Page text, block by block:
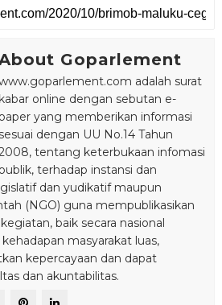
Goparlement
adalah surat
kabar online dengan sebutan e-
yang memberikan informasi
sesuai dengan UU No.14 Tahun
tentang keterbukaan infomasi
terhadap instansi dan
dan yudikatif maupun
(NGO) guna mempublikasikan
baik secara nasional
masyarakat luas,
kepercayaan dan dapat
dan akuntabilitas.